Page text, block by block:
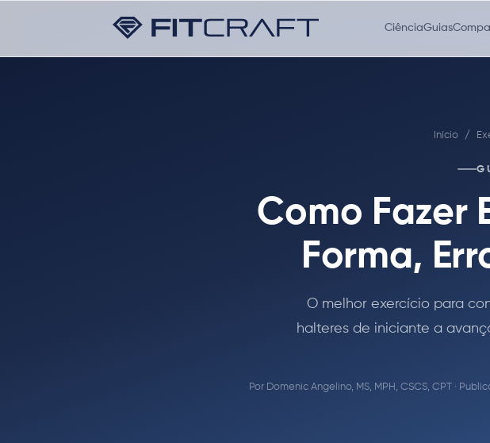
CiênciaGuias
Início /
Como Fazer
Forma,
O melhor exercício para
halteres de iniciante a
Por Domenic Angelino, MS, MPH, CSCS, CPT·